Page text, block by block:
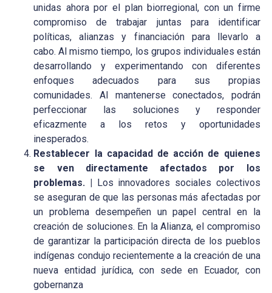
unidas ahora por el plan biorregional, con un firme
compromiso de trabajar juntas para identificar
políticas, alianzas y financiación para llevarlo a
cabo. Al mismo tiempo, los grupos individuales están
desarrollando y experimentando con diferentes
enfoques adecuados para sus propias
comunidades. Al mantenerse conectados, podrán
perfeccionar las soluciones y responder
eficazmente a los retos y oportunidades
inesperados.
Restablecer la capacidad de acción de quienes
se ven directamente afectados por los
problemas. |
Los innovadores sociales colectivos
se aseguran de que las personas más afectadas por
un problema desempeñen un papel central en la
creación de soluciones. En la Alianza, el compromiso
de garantizar la participación directa de los pueblos
indígenas condujo recientemente a la creación de una
nueva entidad jurídica, con sede en Ecuador, con
gobernanza